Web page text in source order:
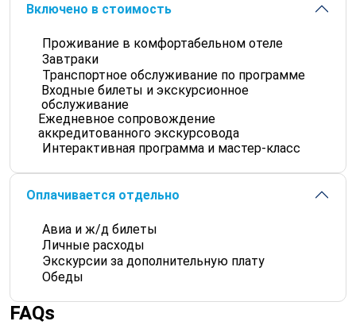
Включено в стоимость
Проживание в комфортабельном отеле
Завтраки
Транспортное обслуживание по программе
Входные билеты и экскурсионное
обслуживание
Ежедневное сопровождение
аккредитованного экскурсовода
Интерактивная программа и мастер-класс
Оплачивается отдельно
Авиа и ж/д билеты
Личные расходы
Экскурсии за дополнительную плату
Обеды
FAQs